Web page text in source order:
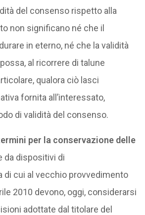
del consenso rispetto alla
non significano né che il
in eterno, né che la validità
al ricorrere di talune
qualora ciò lasci
fornita all’interessato,
di validità del consenso.
per la conservazione delle
da dispositivi di
di cui al vecchio provvedimento
2010 devono, oggi, considerarsi
adottate dal titolare del